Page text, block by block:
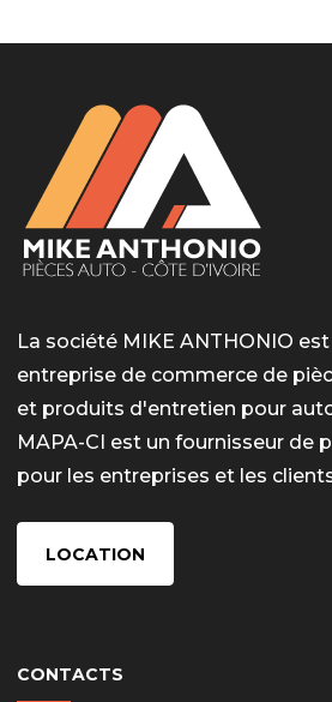
La société MIKE ANTHONIO
entreprise de commerce de
et produits d'entretien pour
MAPA-CI est un fournisseur de
pour les entreprises et les
LOCATION
CONTACTS